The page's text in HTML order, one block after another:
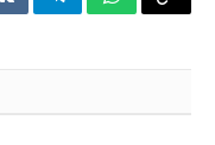
VKontakteTelegramWhatsApp
Copy